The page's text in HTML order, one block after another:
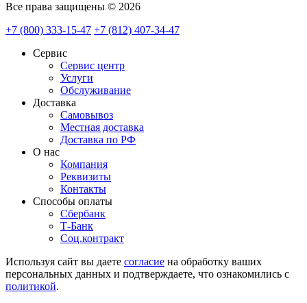
Все права защищены © 2026
+7 (800) 333-15-47 +7 (812) 407-34-47
Сервис
Сервис центр
Услуги
Обслуживание
Доставка
Самовывоз
Местная доставка
Доставка по РФ
О нас
Компания
Реквизиты
Контакты
Cпособы оплаты
Сбербанк
Т-Банк
Соц.контракт
Используя сайт вы даете согласие на обработку ваших
персональных данных и подтверждаете, что ознакомились с
политикой.